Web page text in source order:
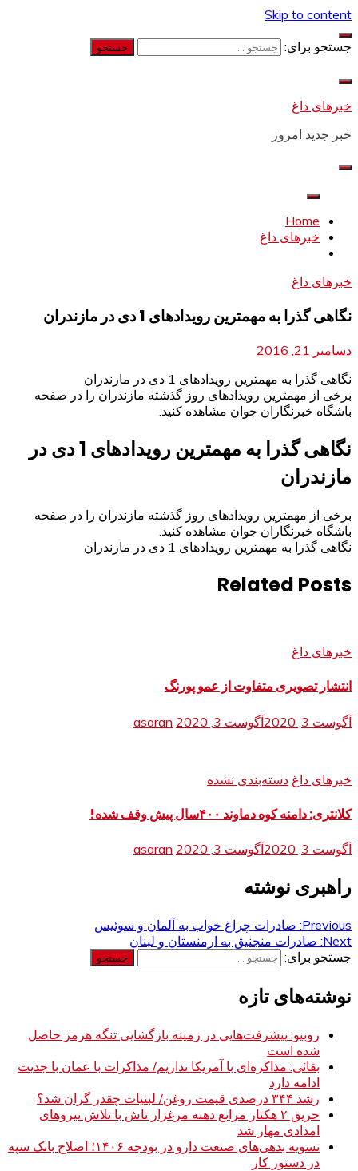
Skip to content
جستجو برای:
خبرهای داغ
خبر جدید امروز
Home
خبرهای داغ
خبرهای داغ
نگاهی گذرا به مهمترین رویدادهای 1 دی در مازندران
دسامبر 21, 2016
نگاهی گذرا به مهمترین رویدادهای 1 دی در مازندران
برخی از مهمترین رویدادهای روز گذشته مازندران را در صفحه
باشگاه خبرنگاران جوان مشاهده کنید.
نگاهی گذرا به مهمترین رویدادهای 1 دی در
مازندران
برخی از مهمترین رویدادهای روز گذشته مازندران را در صفحه
باشگاه خبرنگاران جوان مشاهده کنید.
نگاهی گذرا به مهمترین رویدادهای 1 دی در مازندران
Related Posts
خبرهای داغ
انتشار تصویری متفاوت از عمو پورنگ
آگوست 3, 2020 آگوست 3, 2020 asaran
خبرهای داغ دسته‌بندی نشده
کلانتری: دامنه کوه دماوند ۴۰۰سال پیش وقف شده!
آگوست 3, 2020 آگوست 3, 2020 asaran
راهبری نوشته
Previous: صادرات چراغ خواب به آلمان و سوئیس
Next: صادرات منجنیق به ارمنستان و لبنان
جستجو برای:
نوشته‌های تازه
روبیو: پیشرفت‌هایی در زمینه بازگشایی تنگه هرمز حاصل
شده است
بقائی: مذاکره‌ای با آمریکا نداریم/ مذاکرات با عمان با جدیت
ادامه دارد
رشد ۳۴۴ درصدی قیمت روغن/ لبنیات چقدر گران شد؟
حریق ۲ هکتار مراتع دهنه مرغزار تاش با تلاش نیروهای
امدادی مهار شد
تسویه بدهی‌های صنعت دارو در بودجه ۱۴۰۶؛ اصلاح بانک سپه
در دستور کار